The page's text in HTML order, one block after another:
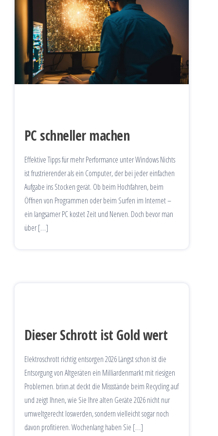
PC schneller machen
Effektive Tipps für mehr Performance unter Windows Nichts
ist frustrierender als ein Computer, der bei jeder einfachen
Aufgabe ins Stocken gerät. Ob beim Hochfahren, beim
Öffnen von Programmen oder beim Surfen im Internet –
ein langsamer PC kostet Zeit und Nerven. Doch bevor man
über […]
Dieser Schrott ist Gold wert
Elektroschrott richtig entsorgen 2026 Längst schon ist die
Entsorgung von Altgeräten ein Milliardenmarkt mit riesigen
Problemen. brixn.at deckt die Missstände beim Recycling auf
und zeigt Ihnen, wie Sie Ihre alten Geräte 2026 nicht nur
umweltgerecht loswerden, sondern vielleicht sogar noch
davon profitieren. Wochenlang haben Sie […]